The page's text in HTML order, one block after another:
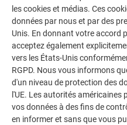
VERS LE PORTAIL DE CARRIÈRE
les cookies et médias. Ces
données par nous et par des
Unis. En donnant votre accord
acceptez également
vers les États-Unis
RGPD. Nous vous informons
d'un niveau de protection des
l'UE. Les autorités
vos données à des fins de
en informer et sans que vous